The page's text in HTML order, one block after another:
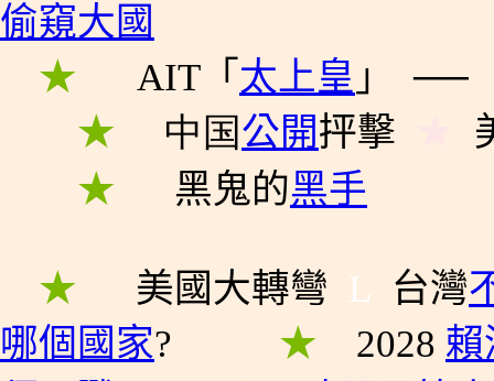
偷窺大國
★ AIT「 太上皇 」
──
★ 中国公開抨擊
★ 黑鬼的黑手
★ 美國大轉彎 L 台灣
哪個國家? ★ 2028 賴